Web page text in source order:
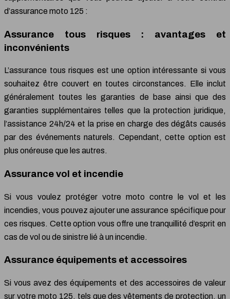
d’assurance moto 125 :
Assurance tous risques : avantages et
inconvénients
L’assurance tous risques est une option intéressante si vous
souhaitez être couvert en toutes circonstances. Elle inclut
généralement toutes les garanties de base ainsi que des
garanties supplémentaires telles que la protection juridique,
l’assistance 24h/24 et la prise en charge des dégâts causés
par des événements naturels. Cependant, cette option est
plus onéreuse que les autres.
Assurance vol et incendie
Si vous voulez protéger votre moto contre le vol et les
incendies, vous pouvez ajouter une assurance spécifique pour
ces risques. Cette option vous offre une tranquillité d’esprit en
cas de vol ou de sinistre lié à un incendie.
Assurance équipements et accessoires
Si vous avez des équipements et des accessoires de valeur
sur votre moto 125, tels que des vêtements de protection, un